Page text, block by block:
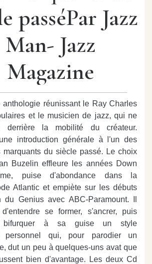
passéPar Jazz
Man- Jazz
Magazine
anthologie réunissant le Ray Charles
et le musicien de jazz, qui ne
derrière la mobilité du créateur.
introduction générale à l'un des
marquants du siècle passé. Le choix
Buzelin effleure les années Down
puise d'abondance dans la
Atlantic et empiète sur les débuts
du Genius avec ABC-Paramount. Il
se former, s'ancrer, puis
bifurquer à sa guise un style
personnel qui, pour parodier un
dut un peu à quelques-uns avat que
bien d'avantage. Les deux Cd